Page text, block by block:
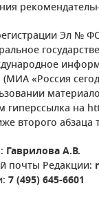
Эл №
(МИА «Россия
гиперссылка на
второго абзаца
Гаврилова А.В.
почты Редакции:
7 (495) 645-6601